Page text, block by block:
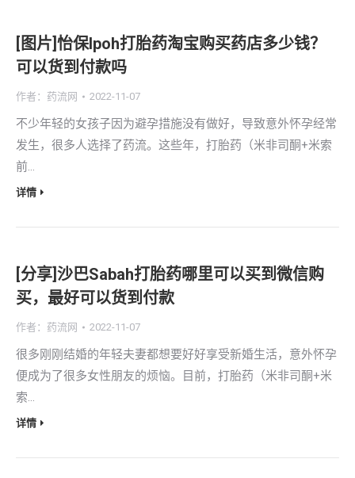
[图片]怡保lpoh打胎药淘宝购买药店多少钱？
可以货到付款吗
作者： 药流网 2022-11-07
不少年轻的女孩子因为避孕措施没有做好，导致意外怀孕经常
发生，很多人选择了药流。这些年，打胎药（米非司酮+米索
前…
详情
[分享]沙巴Sabah打胎药哪里可以买到微信购
买，最好可以货到付款
作者： 药流网 2022-11-07
很多刚刚结婚的年轻夫妻都想要好好享受新婚生活，意外怀孕
便成为了很多女性朋友的烦恼。目前，打胎药（米非司酮+米
索…
详情